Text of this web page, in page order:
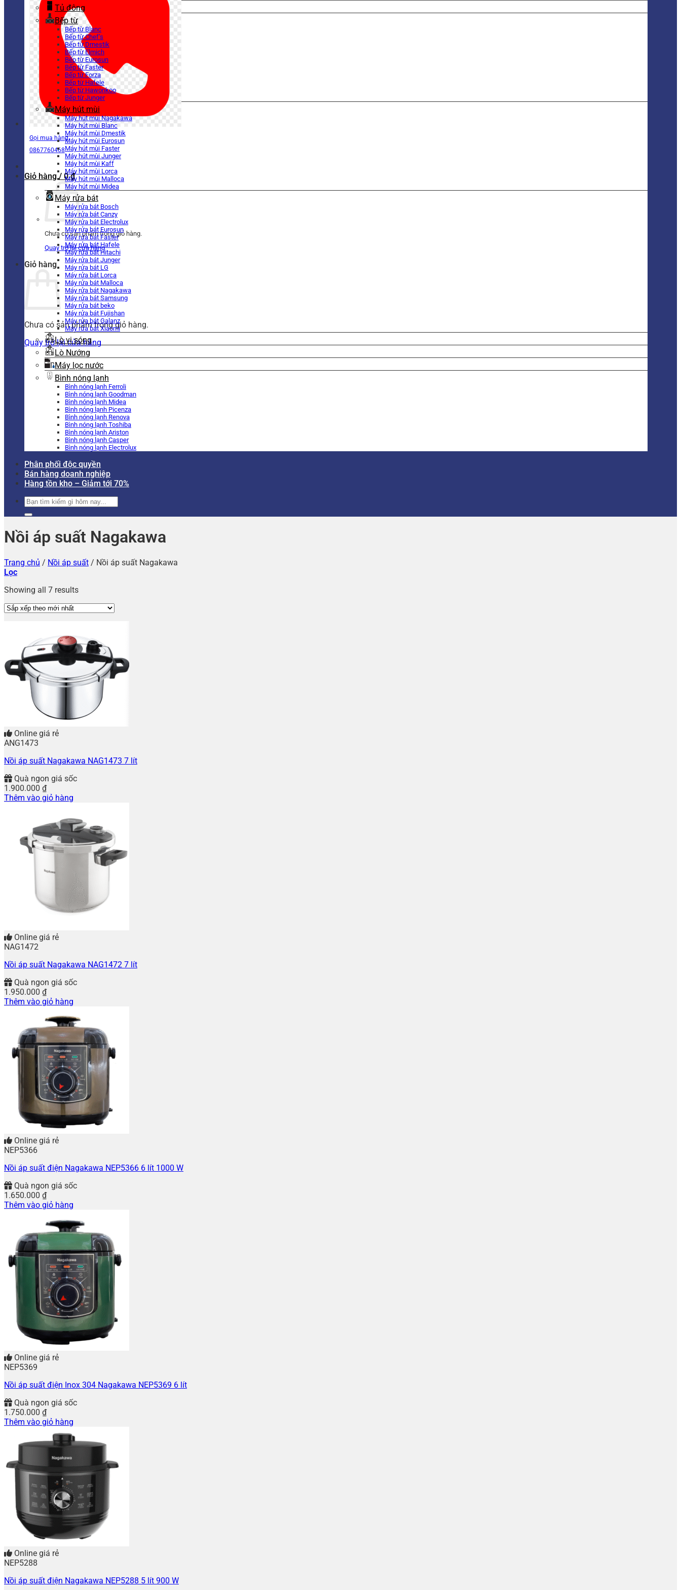
Gọi mua hàng
0867760468
Giỏ hàng / 0₫
Chưa có sản phẩm trong giỏ hàng.
Quay trở lại cửa hàng
Giỏ hàng
Chưa có sản phẩm trong giỏ hàng.
Quay trở lại cửa hàng
Tủ đông
Bếp từ
Bếp từ Blanc
Bếp từ Chef’s
Bếp từ Dmestik
Bếp từ Elmich
Bếp từ Eurosun
Bếp từ Faster
Bếp từ Forza
Bếp từ Hafele
Bếp từ Hawonkoo
Bếp từ Junger
Máy hút mùi
Máy hút mùi Nagakawa
Máy hút mùi Blanc
Máy hút mùi Dmestik
Máy hút mùi Eurosun
Máy hút mùi Faster
Máy hút mùi Junger
Máy hút mùi Kaff
Máy hút mùi Lorca
Máy hút mùi Malloca
Máy hút mùi Midea
Máy rửa bát
Máy rửa bát Bosch
Máy rửa bát Canzy
Máy rửa bát Electrolux
Máy rửa bát Eurosun
Máy rửa bát Faster
Máy rửa bát Hafele
Máy rửa bát Hitachi
Máy rửa bát Junger
Máy rửa bát LG
Máy rửa bát Lorca
Máy rửa bát Malloca
Máy rửa bát Nagakawa
Máy rửa bát Samsung
Máy rửa bát beko
Máy rửa bát Fujishan
Máy rửa bát Galanz
Máy rửa bát Xiaomi
Lò vi sóng
Lò Nướng
Máy lọc nước
Bình nóng lạnh
Bình nóng lạnh Ferroli
Bình nóng lạnh Goodman
Bình nóng lạnh Midea
Bình nóng lạnh Picenza
Bình nóng lạnh Renova
Bình nóng lạnh Toshiba
Bình nóng lạnh Ariston
Bình nóng lạnh Casper
Bình nóng lạnh Electrolux
Phân phối độc quyền
Bán hàng doanh nghiệp
Hàng tồn kho – Giảm tới 70%
Tìm
kiếm:
Nồi áp suất Nagakawa
Trang chủ / Nồi áp suất / Nồi áp suất Nagakawa
Lọc
Showing all 7 results
Online giá rẻ
ANG1473
Nồi áp suất Nagakawa NAG1473 7 lít
Quà ngon giá sốc
1.900.000 ₫
Thêm vào giỏ hàng
Online giá rẻ
NAG1472
Nồi áp suất Nagakawa NAG1472 7 lít
Quà ngon giá sốc
1.950.000 ₫
Thêm vào giỏ hàng
Online giá rẻ
NEP5366
Nồi áp suất điện Nagakawa NEP5366 6 lít 1000 W
Quà ngon giá sốc
1.650.000 ₫
Thêm vào giỏ hàng
Online giá rẻ
NEP5369
Nồi áp suất điện Inox 304 Nagakawa NEP5369 6 lít
Quà ngon giá sốc
1.750.000 ₫
Thêm vào giỏ hàng
Online giá rẻ
NEP5288
Nồi áp suất điện Nagakawa NEP5288 5 lít 900 W